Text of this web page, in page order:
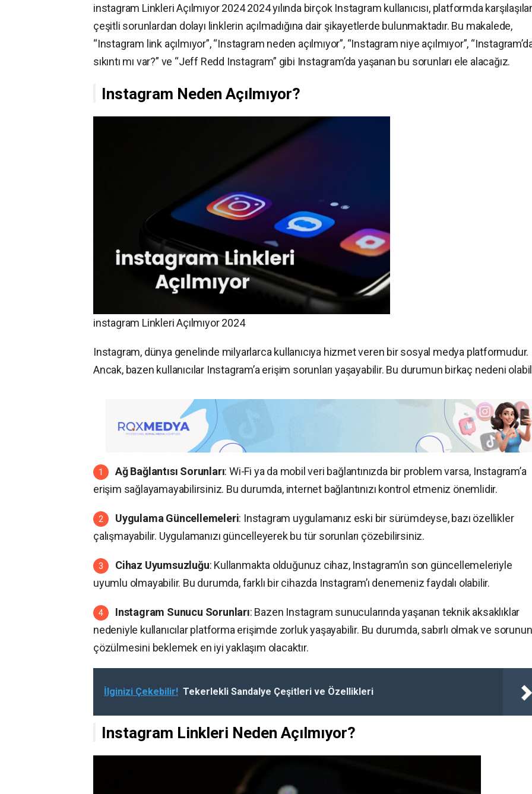
instagram Linkleri Açılmıyor 2024 2024 yılında birçok Instagram kullanıcısı, platformda
çeşitli sorunlardan dolayı linklerin açılmadığına dair şikayetlerde bulunmaktadır. Bu makalede,
“Instagram link açılmıyor”, “Instagram neden açılmıyor”, “Instagram niye açılmıyor”,
sıkıntı mı var?” ve “Jeff Redd Instagram” gibi Instagram’da yaşanan bu sorunları ele alacağız.
Instagram Neden Açılmıyor?
instagram Linkleri Açılmıyor 2024
Instagram, dünya genelinde milyarlarca kullanıcıya hizmet veren bir sosyal medya platformudur.
Ancak, bazen kullanıcılar Instagram’a erişim sorunları yaşayabilir. Bu durumun birkaç nedeni
Ağ Bağlantısı Sorunları: Wi-Fi ya da mobil veri bağlantınızda bir problem varsa, Instagram’a
erişim sağlayamayabilirsiniz. Bu durumda, internet bağlantınızı kontrol etmeniz önemlidir.
Uygulama Güncellemeleri: Instagram uygulamanız eski bir sürümdeyse, bazı özellikler
çalışmayabilir. Uygulamanızı güncelleyerek bu tür sorunları çözebilirsiniz.
Cihaz Uyumsuzluğu: Kullanmakta olduğunuz cihaz, Instagram’ın son güncellemeleriyle
uyumlu olmayabilir. Bu durumda, farklı bir cihazda Instagram’ı denemeniz faydalı olabilir.
Instagram Sunucu Sorunları: Bazen Instagram sunucularında yaşanan teknik aksaklıklar
nedeniyle kullanıcılar platforma erişimde zorluk yaşayabilir. Bu durumda, sabırlı olmak ve sorunun
çözülmesini beklemek en iyi yaklaşım olacaktır.
İlginizi Çekebilir! Tekerlekli Sandalye Çeşitleri ve Özellikleri
Instagram Linkleri Neden Açılmıyor?